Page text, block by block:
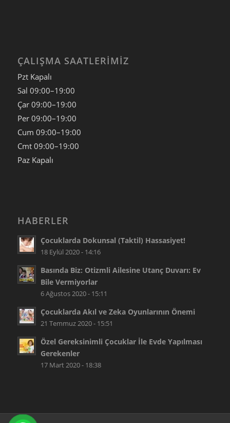
ÇALIŞMA SAATLERIMIZ
Pzt Kapalı
Sal 09:00–19:00
Çar 09:00–19:00
Per 09:00–19:00
Cum 09:00–19:00
Cmt 09:00–19:00
Paz Kapalı
HABERLER
Çocuklarda Dokunsal (Taktil) Hassasiyet!
18 Eylül 2020 - 14:16
Basında Biz: Otizmli Ailesine Utanç Duvarı: Ev
Bile Vermiyorlar
6 Ağustos 2020 - 15:11
Çocuklarda Akıl ve Zeka Oyunlarının Önemi
21 Temmuz 2020 - 15:51
Özel Gereksinimli Çocuklar İle Evde Yapılması
Gerekenler
17 Mart 2020 - 18:38